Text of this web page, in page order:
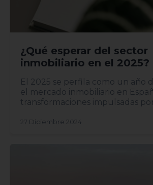
¿Qué esperar del sector
inmobiliario en el 2025?
El 2025 se perfila como un año
el mercado inmobiliario en
transformaciones impulsadas
27 Diciembre 2024